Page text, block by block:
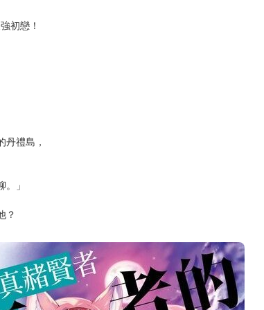
≦1次 （近半年）
丹禮島，